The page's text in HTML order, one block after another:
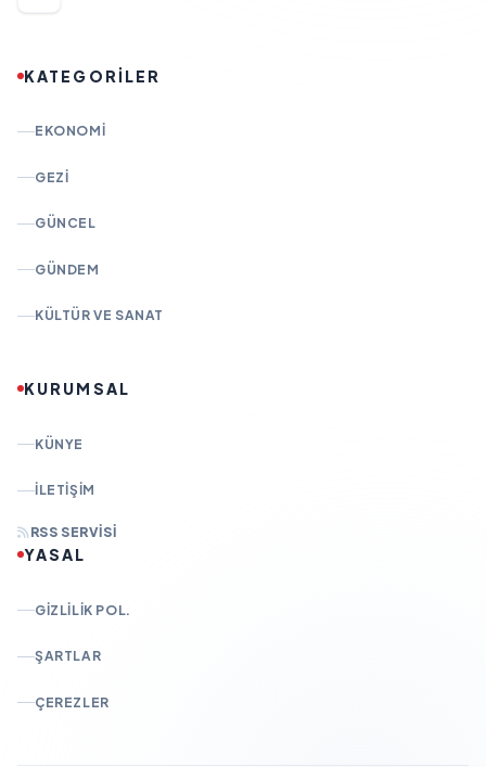
KATEGORİLER
EKONOMI
GEZI
GÜNCEL
GÜNDEM
KÜLTÜR VE SANAT
KURUMSAL
KÜNYE
İLETIŞIM
RSS SERVISI
YASAL
GIZLILIK POL.
ŞARTLAR
ÇEREZLER